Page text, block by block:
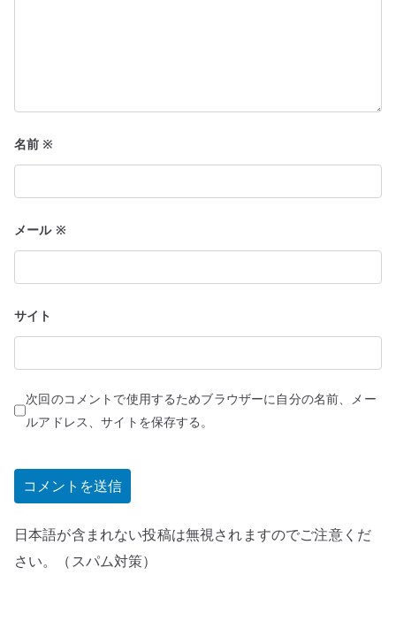
名前※
メール ※
サイト
次回のコメントで使用するためブラウザーに自分の名前、メー
ルアドレス、サイトを保存する。
日本語が含まれない投稿は無視されますのでご注意くだ
さい。（スパム対策）